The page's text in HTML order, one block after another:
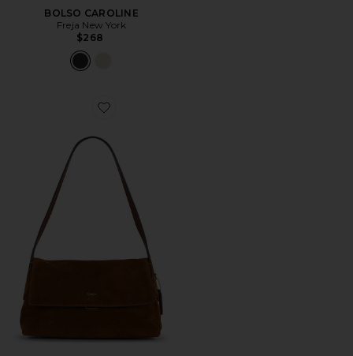
BOLSO CAROLINE
Freja New York
$268
Favorite BOLSO HOMBRO CHELSEA